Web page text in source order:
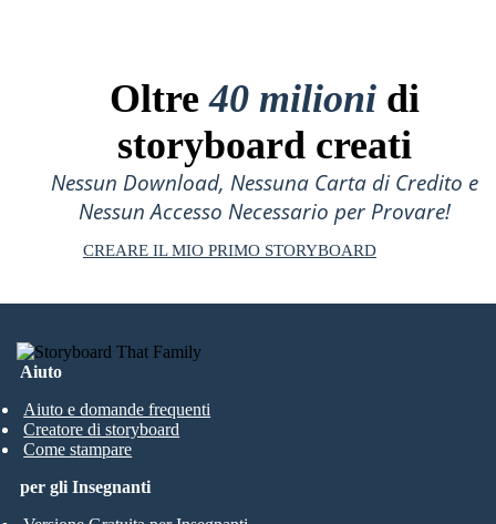
Oltre40 milioni di
storyboard creati
Nessun Download, Nessuna Carta di Credito e
Nessun Accesso Necessario per Provare!
CREARE IL MIO PRIMO STORYBOARD
Aiuto
Aiuto e domande frequenti
Creatore di storyboard
Come stampare
per gli Insegnanti